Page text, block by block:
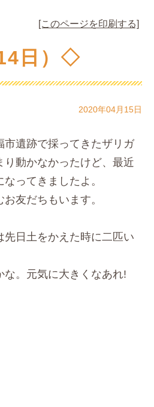
[このページを印刷する]
日）◇
2020年04月15日
市遺跡で採ってきたザリガ
り動かなかったけど、最近
ってきましたよ。
友だちもいます。
先日土をかえた時に二匹い
な。元気に大きくなあれ!